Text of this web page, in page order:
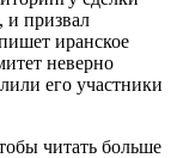
призвал
иранское
неверно
его участники
читать больше